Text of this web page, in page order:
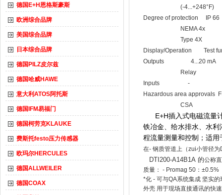
德国E+H恩格斯豪斯
欧洲综合品牌
美国综合品牌
日本综合品牌
德国PILZ皮尔兹
德国哈威HAWE
意大利ATOS阿托斯
德国IFM易福门
德国柯劳克KLAUKE
费斯托festo压力传感器
欧玛尔HERCULES
德国ALLWEILER
德国COAX
(-4...+248°F)
Degree of protection IP 66
NEMA 4x
Type 4X
Display/Operation Test
Outputs 4...20 mA
Relay
Inputs -
Hazardous area approvals
CSA
E+H插入式电磁流量
铁冶金、给水排水、水
程流量测量和控制；适
在- 钢质管道上（zui小管径
DTI200-A14B1A的公称
质量： - Promag 50：±0.5%
*化 - 可与QA系统集成 坚实
外壳 用于现场直接通讯的快